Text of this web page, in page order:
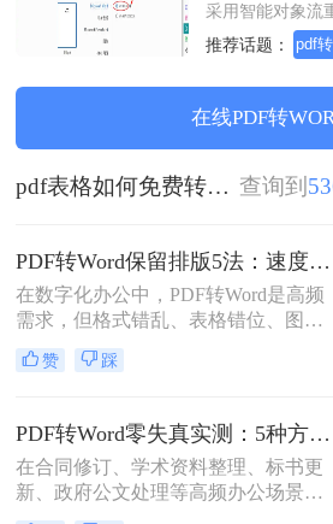
采用智能对象流
保真还原且排版
理，全链路 SSL
装，高效办公。
推荐话题：
在线PDF转
pdf表格如何免费转word 查询到
PDF转Word保留排版5法：速度优先还是排版优先？选择指南！
在数字化办公中，PDF转Word是高频
需求，但格式错乱、表格错位、图片
错位等问题频发。许多用户盲目使用
在线工具，导致文档返工重做。那么
于Windows 10/11系统实测，系统梳理
5种安全有效方法，明确标注每种方
案的适用边界与关键细节，助您高效
保留原排版，让文档转换不再是痛
赞 踩
PDF转Word零失真实测：5种方法按图文复杂度的转换精度排名！
在合同修订、学术资料整理、标书更
新、政府公文处理等高频办公场景
中，将PDF精准转换为可编辑Word文